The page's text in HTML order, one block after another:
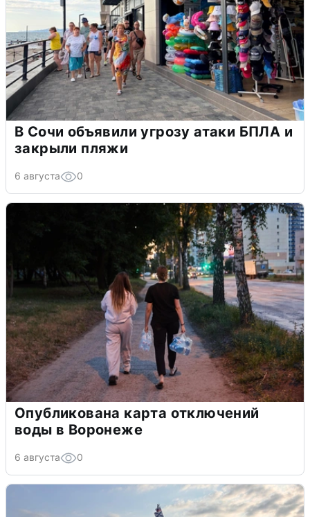
В Сочи объявили угрозу атаки БПЛА и
закрыли пляжи
6 августа 0
Опубликована карта отключений
воды в Воронеже
6 августа 0